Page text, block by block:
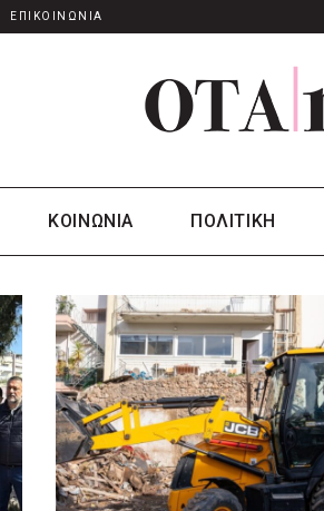
ΕΠΙΚΟΙΝΩΝΙΑ
ΚΟΙΝΩΝΙΑ ΠΟΛΙΤΙΚΗ